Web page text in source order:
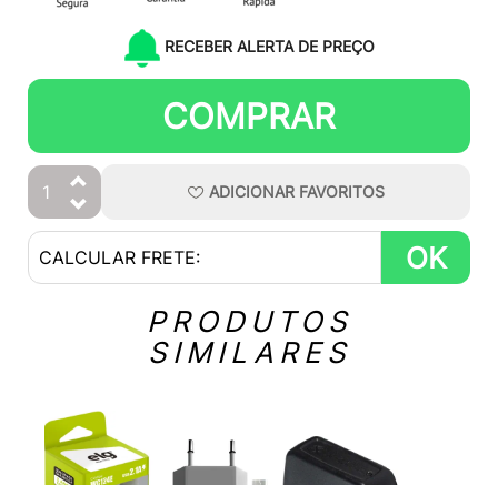
RECEBER ALERTA DE PREÇO
COMPRAR
ADICIONAR FAVORITOS
OK
PRODUTOS
SIMILARES